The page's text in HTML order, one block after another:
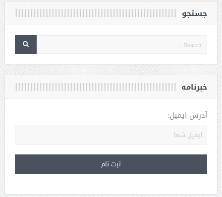
جستجو
خبرنامه
آدرس ایمیل: